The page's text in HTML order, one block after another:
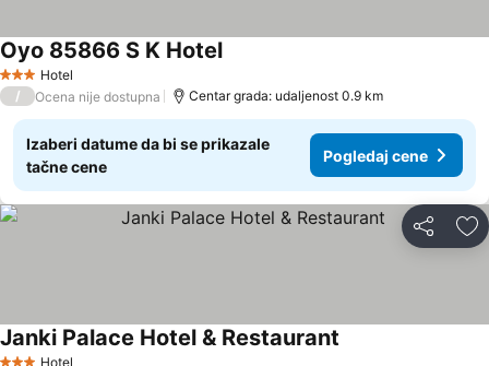
3 Zvezdice
Hotel
Oyo 85866 S K Hotel
/ Ocena nije dostupna Centar grada: udaljenost 0.9 km
Izaberi datume da bi se prikazale
tačne cene
Pogledaj cene
Deli
Hotel
Janki Palace Hotel & Restaurant